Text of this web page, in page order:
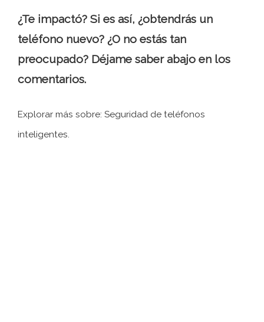
¿Te impactó? Si es así, ¿obtendrás un
teléfono nuevo? ¿O no estás tan
preocupado? Déjame saber abajo en los
comentarios.
Explorar más sobre: ​​Seguridad de teléfonos
inteligentes.